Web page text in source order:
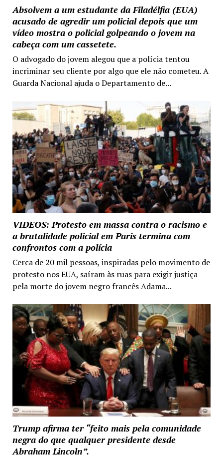
Absolvem a um estudante da Filadélfia (EUA)
acusado de agredir um policial depois que um
vídeo mostra o policial golpeando o jovem na
cabeça com um cassetete.
O advogado do jovem alegou que a polícia tentou
incriminar seu cliente por algo que ele não cometeu. A
Guarda Nacional ajuda o Departamento de...
VIDEOS: Protesto em massa contra o racismo e
a brutalidade policial em Paris termina com
confrontos com a polícia
Cerca de 20 mil pessoas, inspiradas pelo movimento de
protesto nos EUA, saíram às ruas para exigir justiça
pela morte do jovem negro francês Adama...
Trump afirma ter “feito mais pela comunidade
negra do que qualquer presidente desde
Abraham Lincoln”.